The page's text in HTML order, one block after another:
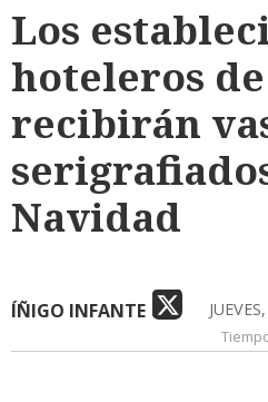
Los
hoteleros
recibirán
Navidad
ÍÑIGO INFANTE